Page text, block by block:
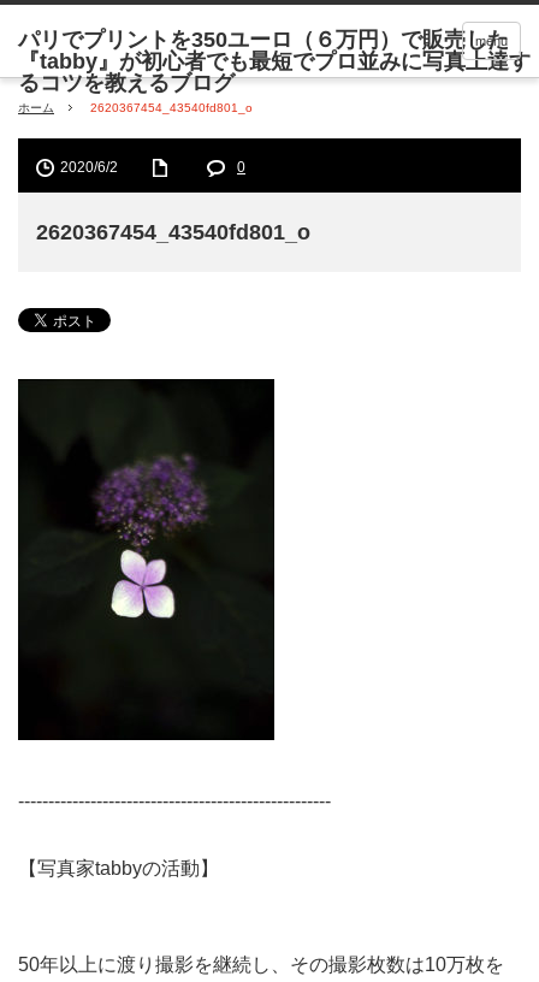
menu
ホーム 2620367454_43540fd801_o
2020/6/2 0
2620367454_43540fd801_o
----------------------------------------------------
【写真家tabbyの活動】
50年以上に渡り撮影を継続し、その撮影枚数は10万枚を